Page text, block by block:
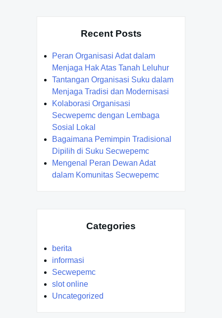
Recent Posts
Peran Organisasi Adat dalam
Menjaga Hak Atas Tanah Leluhur
Tantangan Organisasi Suku dalam
Menjaga Tradisi dan Modernisasi
Kolaborasi Organisasi
Secwepemc dengan Lembaga
Sosial Lokal
Bagaimana Pemimpin Tradisional
Dipilih di Suku Secwepemc
Mengenal Peran Dewan Adat
dalam Komunitas Secwepemc
Categories
berita
informasi
Secwepemc
slot online
Uncategorized